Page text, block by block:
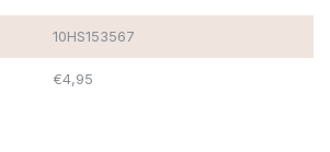
10HS153567
€4,95